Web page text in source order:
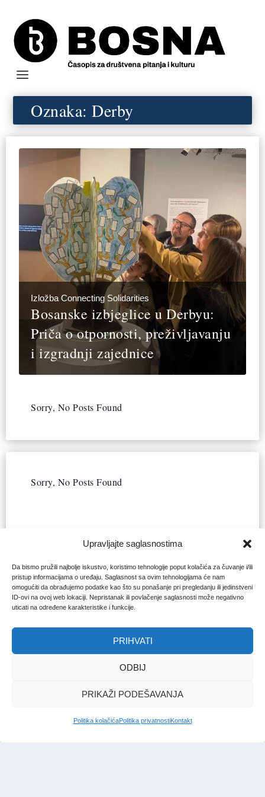
Upravljajte saglasnostima
Da bismo pružili najbolje iskustvo, koristimo tehnologije poput kolačića za čuvanje i/ili
pristup informacijama o uređaju. Saglasnost sa ovim tehnologijama će nam
omogućiti da obrađujemo podatke kao što su ponašanje pri pregledanju ili jedinstveni
ID-ovi na ovoj web lokaciji. Nepristanak ili povlačenje saglasnosti može negativno
uticati na određene karakteristike i funkcije.
PRIHVATI
ODBIJ
PRIKAŽI PODEŠAVANJA
Politika kolačićaPolitika privatnostiKontakt
Oznaka:Derby
Izložba Connecting Solidarities
Bosanske izbjeglice u Derbyu:
Priča o otpornosti, preživljavanju
i izgradnji zajednice
Sorry, No Posts Found
Sorry, No Posts Found